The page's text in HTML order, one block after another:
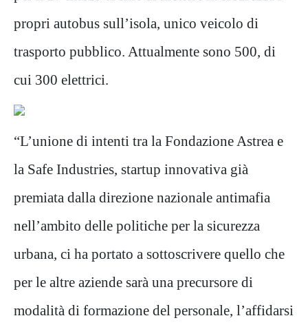
propri autobus sull’isola, unico veicolo di
trasporto pubblico. Attualmente sono 500, di
cui 300 elettrici.
“L’unione di intenti tra la Fondazione Astrea e
la Safe Industries, startup innovativa già
premiata dalla direzione nazionale antimafia
nell’ambito delle politiche per la sicurezza
urbana, ci ha portato a sottoscrivere quello che
per le altre aziende sarà una precursore di
modalità di formazione del personale, l’affidarsi